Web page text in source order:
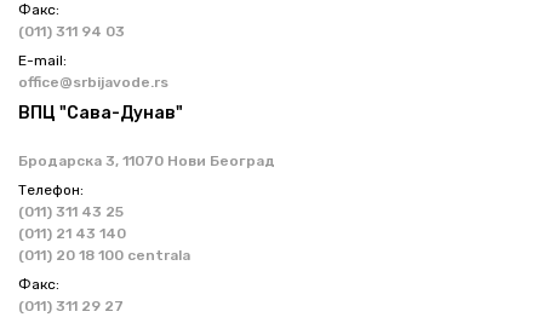
Факс:
(011) 311 94 03
Е-mail:
office@srbijavode.rs
ВПЦ "Сава-Дунав"
Бродарска 3, 11070 Нови Београд
Телефон:
(011) 311 43 25
(011) 21 43 140
(011) 20 18 100 centrala
Факс:
(011) 311 29 27